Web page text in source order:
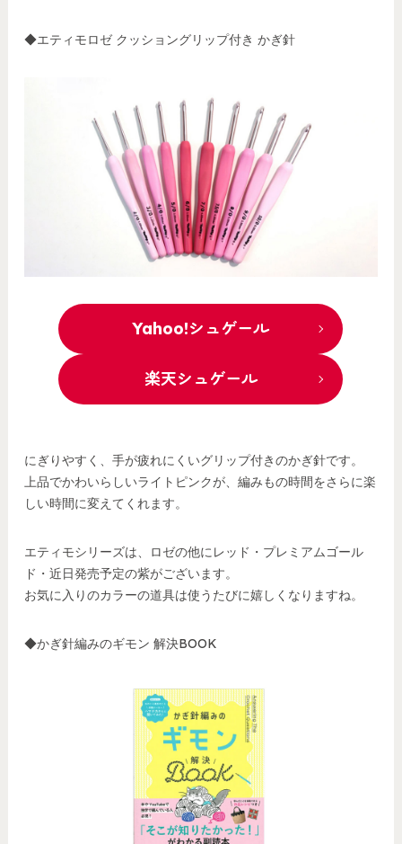
◆エティモロゼ クッショングリップ付き かぎ針
Yahoo!シュゲール
楽天シュゲール
にぎりやすく、手が疲れにくいグリップ付きのかぎ針です。
上品でかわいらしいライトピンクが、編みもの時間をさらに楽
しい時間に変えてくれます。
エティモシリーズは、ロゼの他にレッド・プレミアムゴール
ド・近日発売予定の紫がございます。
お気に入りのカラーの道具は使うたびに嬉しくなりますね。
◆かぎ針編みのギモン 解決BOOK